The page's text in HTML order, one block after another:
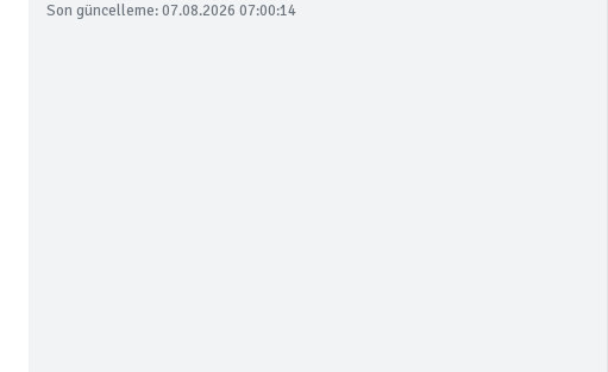
Son güncelleme: 07.08.2026 07:00:14